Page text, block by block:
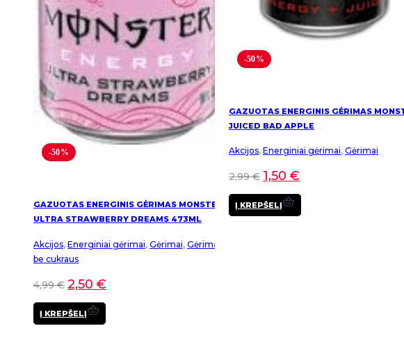
-50%
GAZUOTAS ENERGINIS GĖRIMAS MONSTER
ULTRA STRAWBERRY DREAMS 473ML
Akcijos, Energiniai gėrimai, Gėrimai, Gėrimai
be cukraus
4,99€ 2,50 €
Į KREPŠELĮ
-50%
GAZUOTAS ENERGINIS GĖRIMAS
JUICED BAD APPLE
Akcijos, Energiniai gėrimai, Gėrimai
2,99€ 1,50 €
Į KREPŠELĮ